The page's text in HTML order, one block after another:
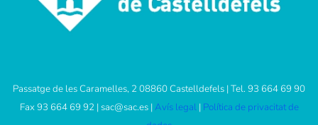
Passatge de les Caramelles, 2 08860 Castelldefels | Tel. 93 664 69 90
Fax 93 664 69 92 |sac@sac.es |Avís legal| Política de privacitat de